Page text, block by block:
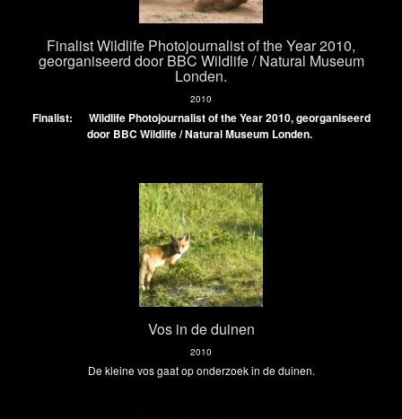
Finalist Wildlife Photojournalist of the Year 2010,
georganiseerd door BBC Wildlife / Natural Museum
Londen.
2010
Finalist: Wildlife Photojournalist of the Year 2010, georganiseerd
door BBC Wildlife / Natural Museum Londen.
Vos in de duinen
2010
De kleine vos gaat op onderzoek in de duinen.